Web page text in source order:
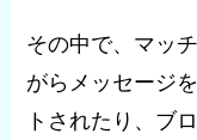
その中で、マッ
がらメッセージ
トされたり、ブ